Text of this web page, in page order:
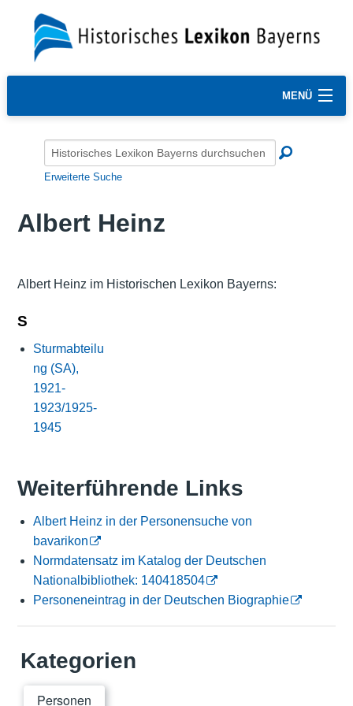
MENÜ
Erweiterte Suche
Albert Heinz
Albert Heinz im Historischen Lexikon Bayerns:
S
Sturmabteilu
ng (SA),
1921-
1923/1925-
1945
Weiterführende Links
Albert Heinz in der Personensuche von
bavarikon
Normdatensatz im Katalog der Deutschen
Nationalbibliothek: 140418504
Personeneintrag in der Deutschen Biographie
Kategorien
Personen